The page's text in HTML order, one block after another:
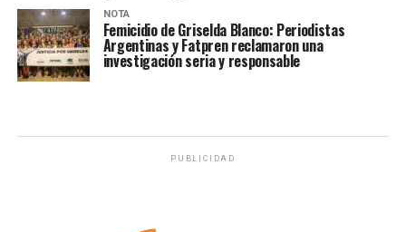
NOTA
Femicidio de Griselda Blanco: Periodistas
Argentinas y Fatpren reclamaron una
investigación seria y responsable
PUBLICIDAD